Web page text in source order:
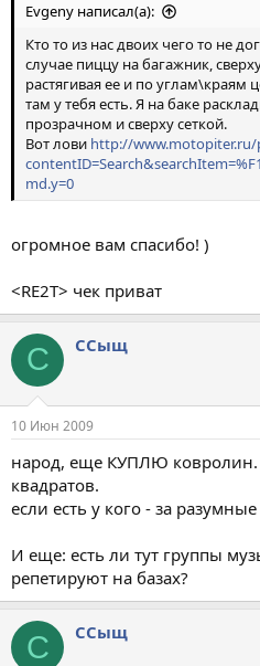
Evgeny написал(а):
Кто то из нас двоих чего то не
случае пиццу на багажник,
растягивая ее и по углам\краям
там у тебя есть. Я на баке
прозрачном и сверху сеткой.
Вот лови http://www.motopiter.ru/
md.y=0
огромное вам спасибо! )
<RE2T> чек приват
С ССыщ
10 Июн 2009
народ, еще КУПЛЮ ковролин.
квадратов.
если есть у кого - за
И еще: есть ли тут группы
репетируют на базах?
С ССыщ